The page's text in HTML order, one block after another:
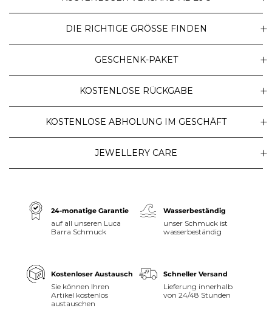
DIE RICHTIGE GRÖSSE FINDEN
GESCHENK-PAKET
KOSTENLOSE RÜCKGABE
KOSTENLOSE ABHOLUNG IM GESCHÄFT
JEWELLERY CARE
24-monatige Garantie
auf all unseren Luca
Barra Schmuck
Wasserbeständig
unser Schmuck ist
wasserbeständig
Kostenloser Austausch
Sie können Ihren
Artikel kostenlos
austauschen
Schneller Versand
Lieferung innerhalb
von 24/48 Stunden